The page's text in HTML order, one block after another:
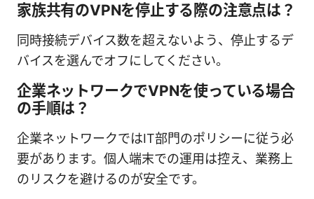
家族共有のVPNを停止する際の注意点は？
同時接続デバイス数を超えないよう、停止するデ
バイスを選んでオフにしてください。
企業ネットワークでVPNを使っている場合
の手順は？
企業ネットワークではIT部門のポリシーに従う必
要があります。個人端末での運用は控え、業務上
のリスクを避けるのが安全です。